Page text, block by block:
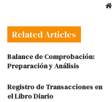
Related Articles
Balance de Comprobación:
Preparación y Análisis
Registro de Transacciones en
el Libro Diario